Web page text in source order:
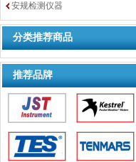
安规检测仪器
分类推荐商品
推荐品牌